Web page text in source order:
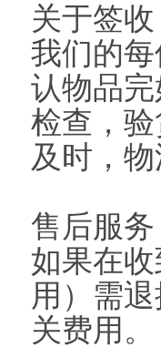
关于签收
我们的
认物品
检查，
及时，
售后服务
如果在
用）需
关费用